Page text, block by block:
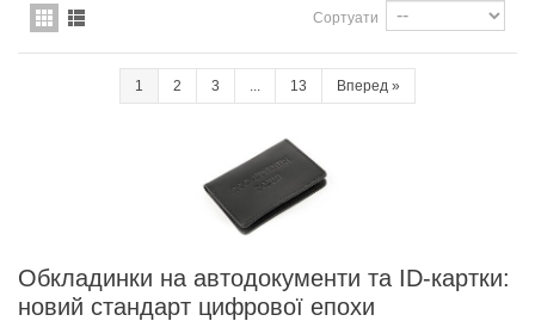
Сортуати
1 2 3 ... 13 Вперед»
Обкладинки на автодокументи та ID-картки:
новий стандарт цифрової епохи